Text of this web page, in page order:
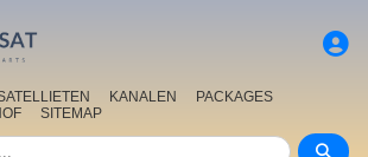
KANALEN
PACKAGES
SITEMAP